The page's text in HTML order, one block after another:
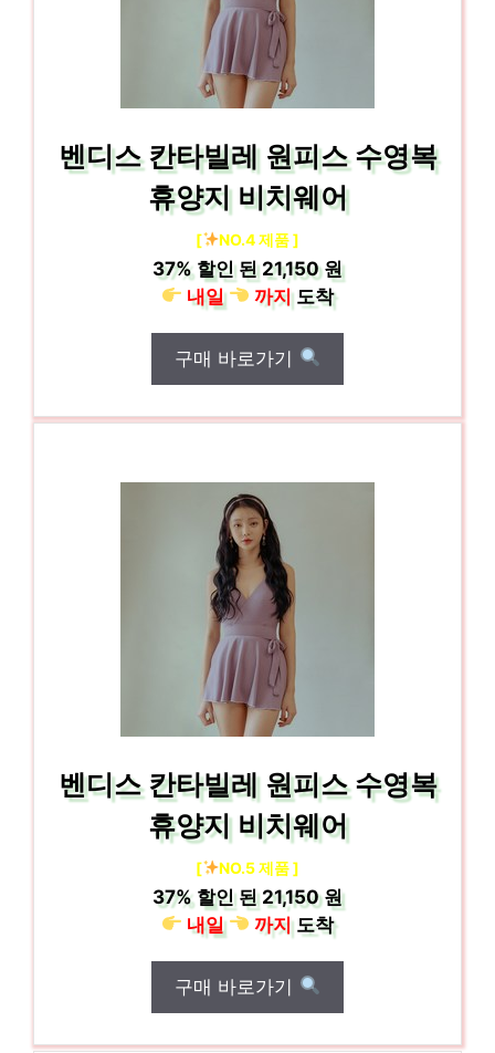
벤디스 칸타빌레 원피스 수영복
휴양지 비치웨어
[ NO.4 제품 ]
37% 할인 된21,150 원
내일
까지도착
구매 바로가기
벤디스 칸타빌레 원피스 수영복
휴양지 비치웨어
[ NO.5 제품 ]
37% 할인 된21,150 원
내일
까지도착
구매 바로가기